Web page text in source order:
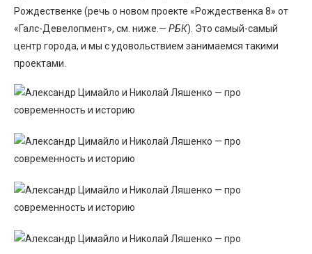
Рождественке (речь о новом проекте «Рождественка 8» от
«Галс-Девелопмент», см. ниже.— РБК). Это самый-самый
центр города, и мы с удовольствием занимаемся такими
проектами.